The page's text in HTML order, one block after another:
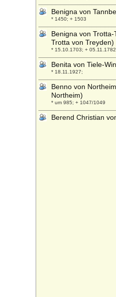
Benigna von
* 1450; + 1503
Benigna von
Trotta von Treyden)
* 15.10.1703; + 05.11.1782
Benita von Tiele-
* 18.11.1927;
Benno von
Northeim)
* um 985; + 1047/1049
Berend Christian